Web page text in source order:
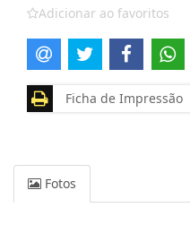
Adicionar ao favoritos
Ficha de Impressão
Fotos